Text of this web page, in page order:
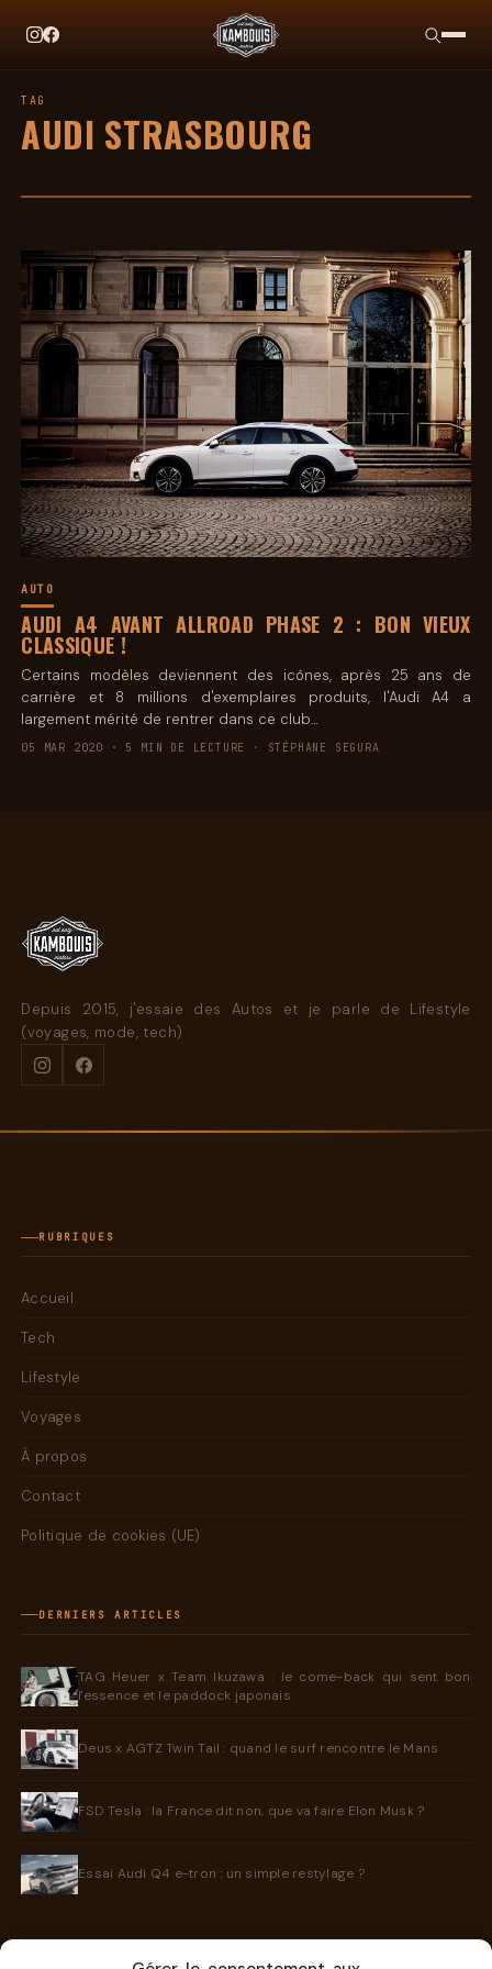
TAG HEUER X TEAM IKUZAWA : LE COME-BACK
TAG
AUDI STRASBOURG
AUTO
AUDI A4 AVANT ALLROAD PHASE 2 : BON VIEUX
CLASSIQUE !
Certains modèles deviennent des icônes, après 25 ans de
carrière et 8 millions d'exemplaires produits, l'Audi A4 a
largement mérité de rentrer dans ce club…
05 MAR 2020 · 5 MIN DE LECTURE · STÉPHANE SEGURA
Depuis 2015, j'essaie des Autos et je parle de Lifestyle
(voyages, mode, tech)
RUBRIQUES
Accueil
Tech
Lifestyle
Voyages
À propos
Contact
Politique de cookies (UE)
DERNIERS ARTICLES
TAG Heuer x Team Ikuzawa : le come-back qui sent bon
l'essence et le paddock japonais
Deus x AGTZ Twin Tail : quand le surf rencontre le Mans
FSD Tesla : la France dit non, que va faire Elon Musk ?
Essai Audi Q4 e-tron : un simple restylage ?
INFORMATIONS